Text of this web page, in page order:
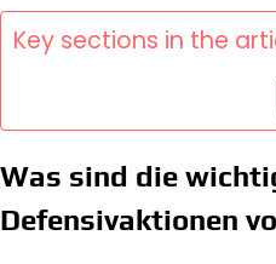
Key sections in the
Was sind die
Defensivaktionen